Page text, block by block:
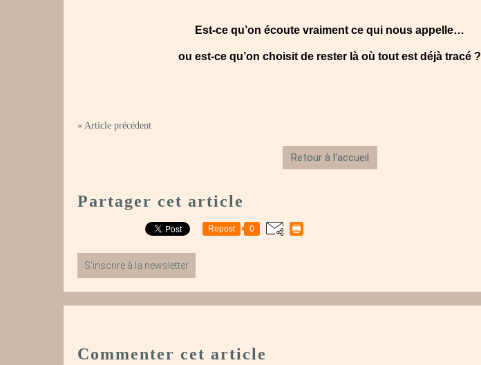
Est-ce qu’on écoute vraiment ce qui nous appelle…
ou est-ce qu’on choisit de rester là où tout est déjà tracé ?
« Article précédent
Retour à l'accueil
Partager cet article
Repost 0
S'inscrire à la newsletter
Commenter cet article